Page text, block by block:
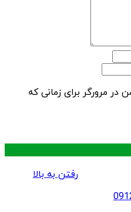
در مرورگر برای زمانی که
رفتن به بالا